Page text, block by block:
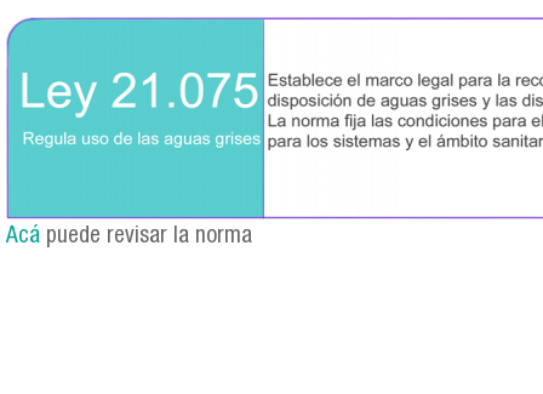
ley_21075.png
Acá puede revisar la norma